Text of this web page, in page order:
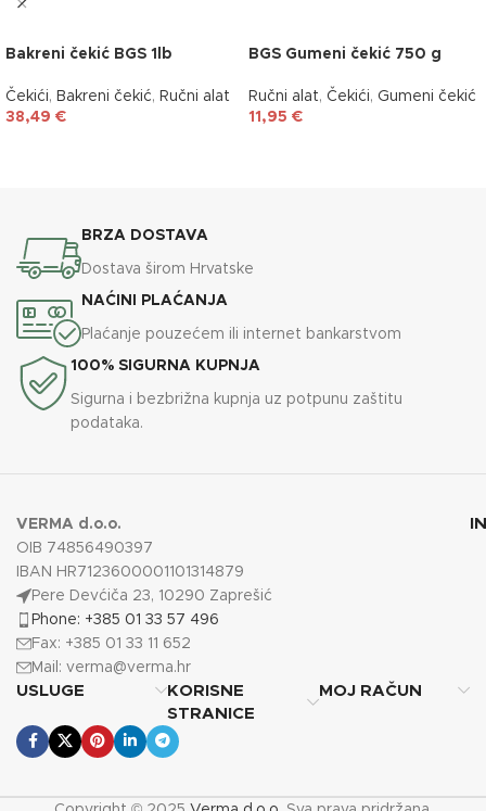
Bakreni čekić BGS 1lb
Čekići, Bakreni čekić, Ručni alat
38,49 €
BGS Gumeni čekić 750 g
Ručni alat, Čekići, Gumeni čekić
11,95 €
BRZA DOSTAVA
Dostava širom Hrvatske
NAĆINI PLAĆANJA
Plaćanje pouzećem ili internet bankarstvom
100% SIGURNA KUPNJA
Sigurna i bezbrižna kupnja uz potpunu zaštitu
podataka.
VERMA d.o.o.
OIB 74856490397
IBAN HR7123600001101314879
Pere Devćiča 23, 10290 Zaprešić
Phone: +385 01 33 57 496
Fax: +385 01 33 11 652
Mail: verma@verma.hr
USLUGE
KORISNE
STRANICE
MOJ RAČUN